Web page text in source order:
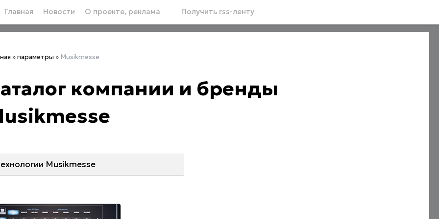
Главная Новости О проекте, реклама Получить rss-ленту
»параметры » Musikmesse
компании и бренды
Musikmesse